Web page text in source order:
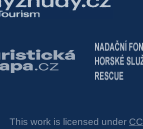
This work is licensed under